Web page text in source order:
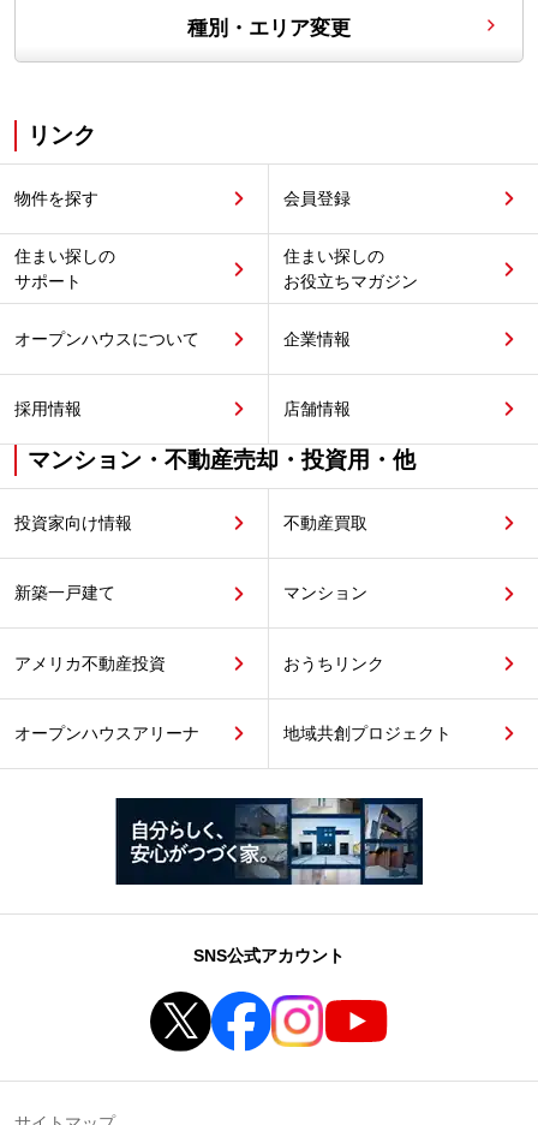
種別・エリア変更
リンク
物件を探す 会員登録
住まい探しの
サポート
住まい探しの
お役立ちマガジン
オープンハウスについて 企業情報
採用情報 店舗情報
マンション・不動産売却・投資用・他
投資家向け情報 不動産買取
新築一戸建て マンション
アメリカ不動産投資 おうちリンク
オープンハウスアリーナ 地域共創プロジェクト
SNS公式アカウント